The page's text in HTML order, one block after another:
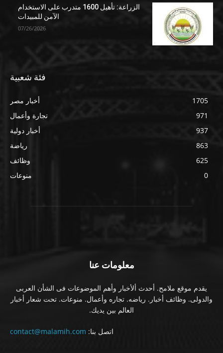
الزراعة: تأهيل 1600 متدرب على الاستخدام
الآمن للمبيدات
07/26/2026
فئة شعبية
أخبار مصر
1705
تجارة وأعمال
971
أخبار دولية
937
رياضة
863
وظائف
625
منوعات
0
معلومات عنا
يقدم موقع ملامح. أحدث ألأخبار وأهم الموضوعات فى الشأن العربى
والدولى. وظائف أخبار. رياضه. تجاره وأعمال. منوعات. تحت شعار أخبار
العالم بين يديك.
اتصل بنا: contact@malamih.com